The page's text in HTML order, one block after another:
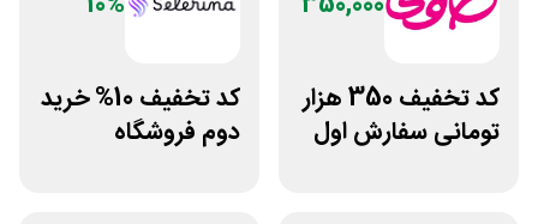
کد تخفیف 350 هزار
تومانی سفارش اول
کد تخفیف 10% خرید
دوم فروشگاه